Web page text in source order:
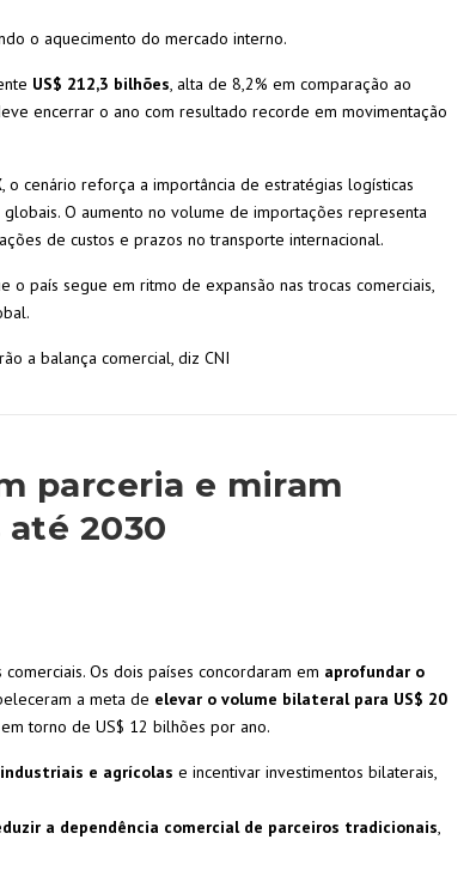
o aquecimento do mercado interno.
US$ 212,3 bilhões, alta de 8,2% em comparação ao
encerrar o ano com resultado recorde em movimentação
, o cenário reforça a importância de estratégias logísticas
O aumento no volume de importações representa
de custos e prazos no transporte internacional.
país segue em ritmo de expansão nas trocas comerciais,
a balança comercial, diz CNI
parceria e miram
2030
Os dois países concordaram em aprofundar o
a meta de elevar o volume bilateral para US$ 20
torno de US$ 12 bilhões por ano.
e agrícolas e incentivar investimentos bilaterais,
a dependência comercial de parceiros tradicionais,